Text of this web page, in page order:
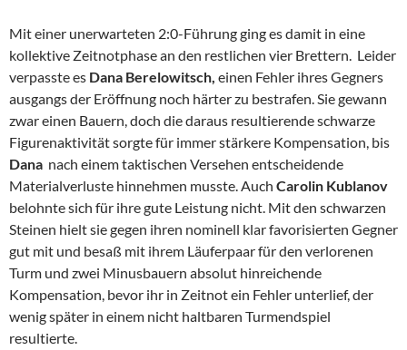
Mit einer unerwarteten 2:0-Führung ging es damit in eine
kollektive Zeitnotphase an den restlichen vier Brettern. Leider
verpasste es Dana Berelowitsch, einen Fehler ihres Gegners
ausgangs der Eröffnung noch härter zu bestrafen. Sie gewann
zwar einen Bauern, doch die daraus resultierende schwarze
Figurenaktivität sorgte für immer stärkere Kompensation, bis
Dana nach einem taktischen Versehen entscheidende
Materialverluste hinnehmen musste. Auch Carolin Kublanov
belohnte sich für ihre gute Leistung nicht. Mit den schwarzen
Steinen hielt sie gegen ihren nominell klar favorisierten Gegner
gut mit und besaß mit ihrem Läuferpaar für den verlorenen
Turm und zwei Minusbauern absolut hinreichende
Kompensation, bevor ihr in Zeitnot ein Fehler unterlief, der
wenig später in einem nicht haltbaren Turmendspiel
resultierte.